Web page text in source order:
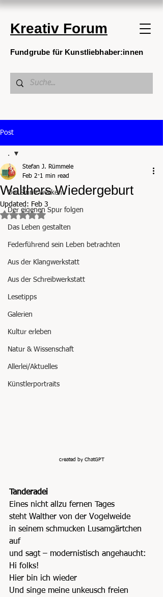
Kreativ Forum
Fundgrube für Kunstliebhaber:innen
Post
.
Die Sinne wecken
Der eigenen Spur folgen
Das Leben gestalten
Federführend sein Leben betrachten
Aus der Klangwerkstatt
Aus der Schreibwerkstatt
Lesetipps
Galerien
Kultur erleben
Natur & Wissenschaft
Allerlei/Aktuelles
Künstlerportraits
.
Walthers Wiedergeburt
Stefan J. Rümmele
Feb 2 1 min read
Updated: Feb 3
Rated NaN out of 5 stars.
created by ChatGPT
Tanderadei
Eines nicht allzu fernen Tages
steht Walther von der Vogelweide
in seinem schmucken Lusamgärtchen
auf
und sagt – modernistisch angehaucht:
Hi folks!
Hier bin ich wieder
Und singe meine unkeusch freien